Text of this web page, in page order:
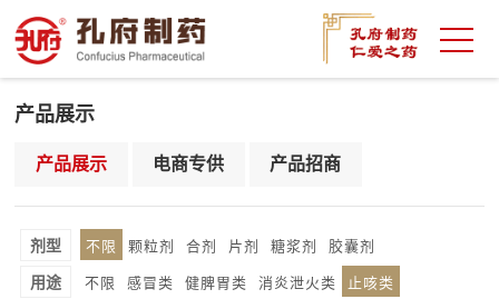
产品展示
产品展示 电商专供 产品招商
剂型 不限 颗粒剂 合剂 片剂 糖浆剂 胶囊剂
用途 不限 感冒类 健脾胃类 消炎泄火类
止咳类